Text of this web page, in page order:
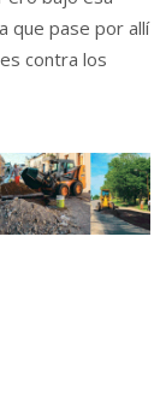
que pase por allí
contra los